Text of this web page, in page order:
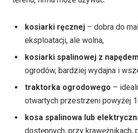
kosiarki ręcznej – dobra do
eksploatacji, ale wolna,
kosiarki spalinowej z napędem
ogrodów, bardziej wydajna i
traktorka ogrodowego –
otwartych przestrzeni powyżej
kosa spalinowa lub
dostępnych, przy krawężnikach,